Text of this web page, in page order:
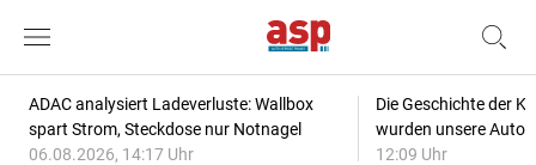
ADAC analysiert Ladeverluste: Wallbox
spart Strom, Steckdose nur Notnagel
06.08.2026, 14:17 Uhr
Die Geschichte der
wurden unsere
12:09 Uhr